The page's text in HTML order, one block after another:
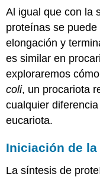
Al igual que con la
proteínas se
elongación y
es similar en
exploraremos
coli, un procariota
cualquier
eucariota.
Iniciación de
La síntesis de